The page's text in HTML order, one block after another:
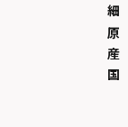
細
原
産
国